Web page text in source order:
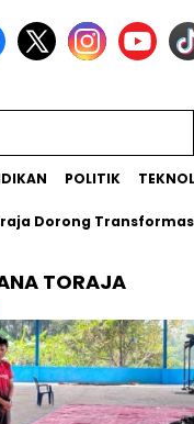
POLITIK
Transformasi
TORAJA